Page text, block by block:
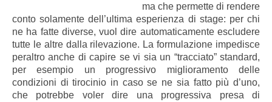
ma che permette di rendere
conto solamente dell’ultima esperienza di stage: per chi
ne ha fatte diverse, vuol dire automaticamente escludere
tutte le altre dalla rilevazione. La formulazione impedisce
peraltro anche di capire se vi sia un “tracciato” standard,
per esempio un progressivo miglioramento delle
condizioni di tirocinio in caso se ne sia fatto più d’uno,
che potrebbe voler dire una progressiva presa di